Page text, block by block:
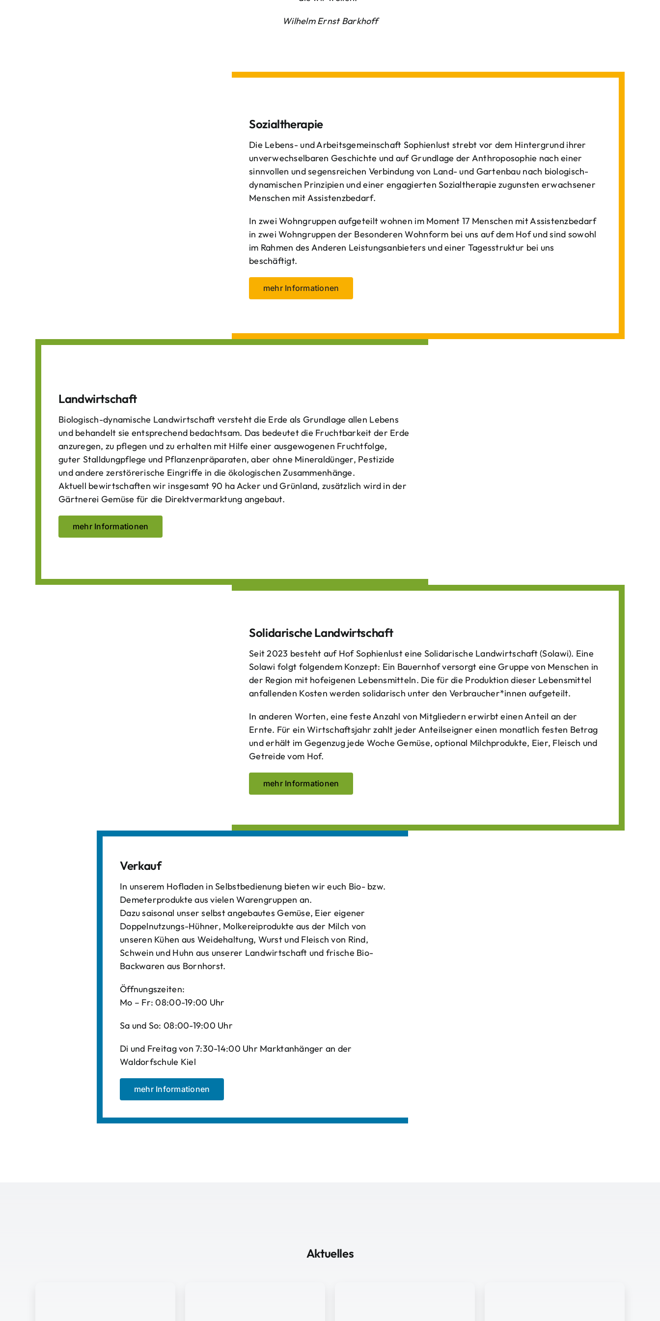
Wilhelm Ernst Barkhoff
Sozialtherapie
Die Lebens- und Arbeitsgemeinschaft Sophienlust strebt vor dem Hintergrund ihrer
unverwechselbaren Geschichte und auf Grundlage der Anthroposophie nach einer
sinnvollen und segensreichen Verbindung von Land- und Gartenbau nach biologisch-
dynamischen Prinzipien und einer engagierten Sozialtherapie zugunsten erwachsener
Menschen mit Assistenzbedarf.
In zwei Wohngruppen aufgeteilt wohnen im Moment 17 Menschen mit Assistenzbedarf
in zwei Wohngruppen der Besonderen Wohnform bei uns auf dem Hof und sind sowohl
im Rahmen des Anderen Leistungsanbieters und einer Tagesstruktur bei uns
beschäftigt.
mehr Informationen
Landwirtschaft
Biologisch-dynamische Landwirtschaft versteht die Erde als Grundlage allen Lebens
und behandelt sie entsprechend bedachtsam. Das bedeutet die Fruchtbarkeit der Erde
anzuregen, zu pflegen und zu erhalten mit Hilfe einer ausgewogenen Fruchtfolge,
guter Stalldungpflege und Pflanzenpräparaten, aber ohne Mineraldünger, Pestizide
und andere zerstörerische Eingriffe in die ökologischen Zusammenhänge.
Aktuell bewirtschaften wir insgesamt 90 ha Acker und Grünland, zusätzlich wird in der
Gärtnerei Gemüse für die Direktvermarktung angebaut.
mehr Informationen
Solidarische Landwirtschaft
Seit 2023 besteht auf Hof Sophienlust eine Solidarische Landwirtschaft (Solawi). Eine
Solawi folgt folgendem Konzept: Ein Bauern­hof versorgt eine Gruppe von Menschen in
der Region mit hof­eigenen Lebens­mitteln. Die für die Produktion dieser Lebens­mittel
anfallenden Kosten werden solidarisch unter den Verbraucher*­innen aufgeteilt.
In anderen Worten, eine feste Anzahl von Mitgliedern erwirbt einen Anteil an der
Ernte. Für ein Wirtschaftsjahr zahlt jeder Anteilseigner einen monatlich festen Betrag
und erhält im Gegenzug jede Woche Gemüse, optional Milchprodukte, Eier, Fleisch und
Getreide vom Hof.
mehr Informationen
Verkauf
In unserem Hofladen in Selbstbedienung bieten wir euch Bio- bzw.
Demeterprodukte aus vielen Warengruppen an.
Dazu saisonal unser selbst angebautes Gemüse, Eier eigener
Doppelnutzungs-Hühner, Molkereiprodukte aus der Milch von
unseren Kühen aus Weidehaltung, Wurst und Fleisch von Rind,
Schwein und Huhn aus unserer Landwirtschaft und frische Bio-
Backwaren aus Bornhorst.
Öffnungszeiten:
Mo – Fr: 08:00-19:00 Uhr
Sa und So: 08:00-19:00 Uhr
Di und Freitag von 7:30-14:00 Uhr Marktanhänger an der
Waldorfschule Kiel
mehr Informationen
Aktuelles